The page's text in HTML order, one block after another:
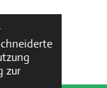
zur